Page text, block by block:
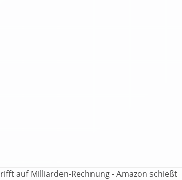
auf Milliarden-Rechnung - Amazon schießt